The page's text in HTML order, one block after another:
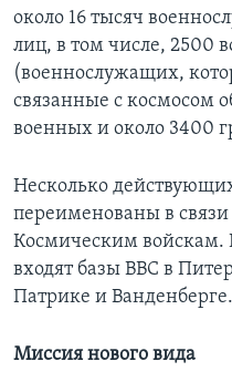
около 16 тысяч
лиц, в том числе, 2500
(военнослужащих,
связанные с космосом
военных и около 3400
Несколько
переименованы в
Космическим войскам.
входят базы ВВС в
Патрике и Ванденберге.
Миссия нового вида